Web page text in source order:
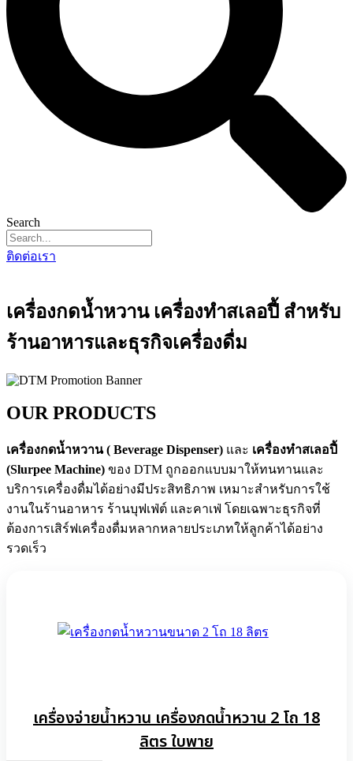
Search
ติดต่อเรา
เครื่องกดน้ำหวาน เครื่องทำสเลอปี้ สำหรับ
ร้านอาหารและธุรกิจเครื่องดื่ม
OUR PRODUCTS
เครื่องกดน้ำหวาน ( Beverage Dispenser) และ เครื่องทำสเลอปี้
(Slurpee Machine) ของ DTM ถูกออกแบบมาให้ทนทานและ
บริการเครื่องดื่มได้อย่างมีประสิทธิภาพ เหมาะสำหรับการใช้
งานในร้านอาหาร ร้านบุฟเฟ่ต์ และคาเฟ่ โดยเฉพาะธุรกิจที่
ต้องการเสิร์ฟเครื่องดื่มหลากหลายประเภทให้ลูกค้าได้อย่าง
รวดเร็ว
เครื่องจ่ายน้ำหวาน เครื่องกดน้ำหวาน 2 โถ 18
ลิตร ใบพาย